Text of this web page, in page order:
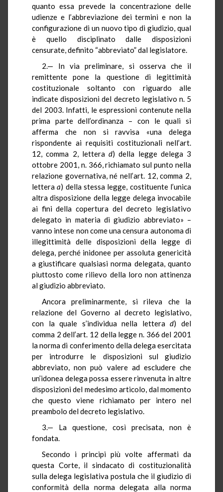
quanto essa prevede la concentrazione delle
udienze e l’abbreviazione dei termini e non la
configurazione di un nuovo tipo di giudizio, qual
è quello disciplinato dalle disposizioni
censurate, definito “abbreviato” dal legislatore.
2.— In via preliminare, si osserva che il
remittente pone la questione di legittimità
costituzionale soltanto con riguardo alle
indicate disposizioni del decreto legislativo n. 5
del 2003. Infatti, le espressioni contenute nella
prima parte dell’ordinanza – con le quali si
afferma che non si ravvisa «una delega
rispondente ai requisiti costituzionali nell’art.
12, comma 2, lettera d) della legge delega 3
ottobre 2001, n. 366, richiamato sul punto nella
relazione governativa, né nell’art. 12, comma 2,
letteraa) della stessa legge, costituente l’unica
altra disposizione della legge delega invocabile
ai fini della copertura del decreto legislativo
delegato in materia di giudizio abbreviato» –
vanno intese non come una censura autonoma di
illegittimità delle disposizioni della legge di
delega, perché inidonee per assoluta genericità
a giustificare qualsiasi norma delegata, quanto
piuttosto come rilievo della loro non attinenza
al giudizio abbreviato.
Ancora preliminarmente, si rileva che la
relazione del Governo al decreto legislativo,
con la quale s’individua nella letterad) del
comma 2 dell’art. 12 della legge n. 366 del 2001
la norma di conferimento della delega esercitata
per introdurre le disposizioni sul giudizio
abbreviato, non può valere ad escludere che
un’idonea delega possa essere rinvenuta in altre
disposizioni del medesimo articolo, dal momento
che questo viene richiamato per intero nel
preambolo del decreto legislativo.
3.— La questione, così precisata, non è
fondata.
Secondo i principi più volte affermati da
questa Corte, il sindacato di costituzionalità
sulla delega legislativa postula che il giudizio di
conformità della norma delegata alla norma